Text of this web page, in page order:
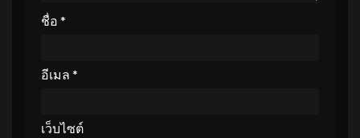
ชื่อ *
อีเมล *
เว็บไซต์